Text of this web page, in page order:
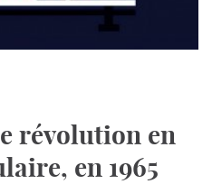
révolution en
en 1965